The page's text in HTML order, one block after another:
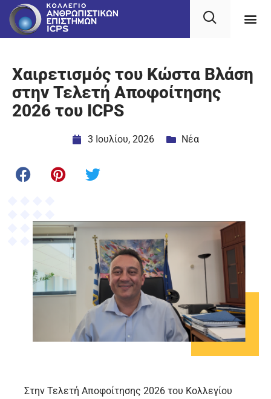
Χαιρετισμός του Κώστα Βλάση
στην Τελετή Αποφοίτησης
2026 του ICPS
3 Ιουλίου, 2026 Νέα
Στην Τελετή Αποφοίτησης 2026 του Κολλεγίου